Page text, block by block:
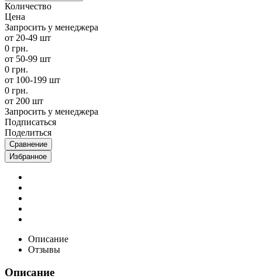
Количество
Цена
Запросить у менеджера
от 20-49 шт
0 грн.
от 50-99 шт
0 грн.
от 100-199 шт
0 грн.
от 200 шт
Запросить у менеджера
Подписаться
Поделиться
Сравнение
Избранное
Описание
Отзывы
Описание